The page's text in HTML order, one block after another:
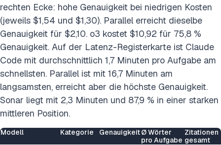
rechten Ecke: hohe Genauigkeit bei niedrigen Kosten
(jeweils $1,54 und $1,30). Parallel erreicht dieselbe
Genauigkeit für $2,10. o3 kostet $10,92 für 75,8 %
Genauigkeit. Auf der Latenz-Registerkarte ist Claude
Code mit durchschnittlich 1,7 Minuten pro Aufgabe am
schnellsten. Parallel ist mit 16,7 Minuten am
langsamsten, erreicht aber die höchste Genauigkeit.
Sonar liegt mit 2,3 Minuten und 87,9 % in einer starken
mittleren Position.
Modell Kategorie GenauigkeitØ Wörter
pro Aufgabe
Zitationen
gesamt